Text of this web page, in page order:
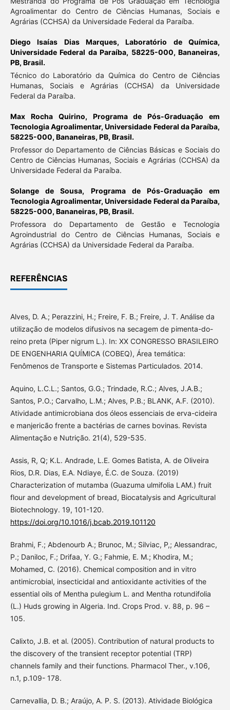
Agroalimentar do Centro de Ciências Humanas, Sociais e
Agrárias (CCHSA) da Universidade Federal da Paraíba.
Diego Isaías Dias Marques,Laboratório de Química,
Universidade Federal da Paraíba, 58225-000, Bananeiras,
PB, Brasil.
Técnico do Laboratório da Química do Centro de Ciências
Humanas, Sociais e Agrárias (CCHSA) da Universidade
Federal da Paraíba.
Max Rocha Quirino, Programa de Pós-Graduação em
Tecnologia Agroalimentar, Universidade Federal da Paraíba,
58225-000, Bananeiras, PB, Brasil.
Professor do Departamento de Ciências Básicas e Sociais do
Centro de Ciências Humanas, Sociais e Agrárias (CCHSA) da
Universidade Federal da Paraíba.
Solange de Sousa, Programa de Pós-Graduação em
Tecnologia Agroalimentar, Universidade Federal da Paraíba,
58225-000, Bananeiras, PB, Brasil.
Professora do Departamento de Gestão e Tecnologia
Agroindustrial do Centro de Ciências Humanas, Sociais e
Agrárias (CCHSA) da Universidade Federal da Paraíba.
REFERÊNCIAS
Alves, D. A.; Perazzini, H.; Freire, F. B.; Freire, J. T. Análise da
utilização de modelos difusivos na secagem de pimenta-do-
reino preta (Piper nigrum L.). In: XX CONGRESSO BRASILEIRO
DE ENGENHARIA QUÍMICA (COBEQ), Área temática:
Fenômenos de Transporte e Sistemas Particulados. 2014.
Aquino, L.C.L.; Santos, G.G.; Trindade, R.C.; Alves, J.A.B.;
Santos, P.O.; Carvalho, L.M.; Alves, P.B.; BLANK, A.F. (2010).
Atividade antimicrobiana dos óleos essenciais de erva-cideira
e manjericão frente a bactérias de carnes bovinas. Revista
Alimentação e Nutrição. 21(4), 529-535.
Assis, R, Q; K.L. Andrade, L.E. Gomes Batista, A. de Oliveira
Rios, D.R. Dias, E.A. Ndiaye, É.C. de Souza. (2019)
Characterization of mutamba (Guazuma ulmifolia LAM.) fruit
flour and development of bread, Biocatalysis and Agricultural
Biotechnology. 19, 101-120.
https://doi.org/10.1016/j.bcab.2019.101120
Brahmi, F.; Abdenourb A.; Brunoc, M.; Silviac, P,; Alessandrac,
P.; Daniloc, F.; Drifaa, Y. G.; Fahmie, E. M.; Khodira, M.;
Mohamed, C. (2016). Chemical composition and in vitro
antimicrobial, insecticidal and antioxidante activities of the
essential oils of Mentha pulegium L. and Mentha rotundifolia
(L.) Huds growing in Algeria. Ind. Crops Prod. v. 88, p. 96 –
105.
Calixto, J.B. et al. (2005). Contribution of natural products to
the discovery of the transient receptor potential (TRP)
channels family and their functions. Pharmacol Ther., v.106,
n.1, p.109- 178.
Carnevallia, D. B.; Araújo, A. P. S. (2013). Atividade Biológica